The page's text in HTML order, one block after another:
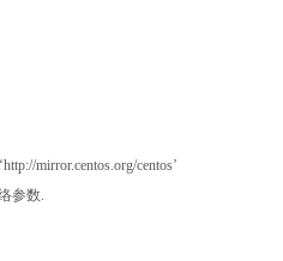
‘http://mirror.centos.org/centos’
参数.